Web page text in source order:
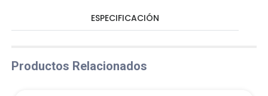
ESPECIFICACIÓN
Productos Relacionados